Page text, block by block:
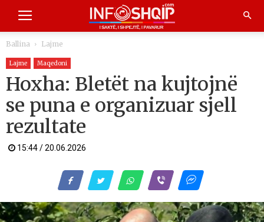
Ballina Lajme
Lajme Maqedoni
Hoxha: Bletët na kujtojnë
se puna e organizuar sjell
rezultate
15:44 / 20.06.2026